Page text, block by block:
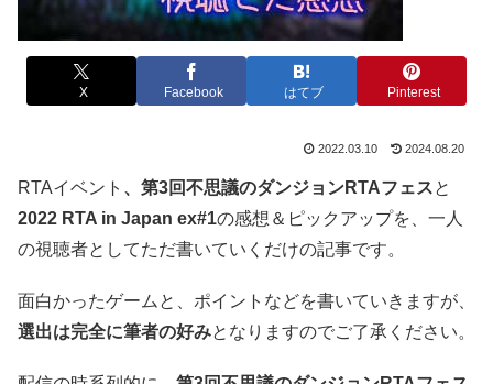
X Facebook はてブ Pinterest
2022.03.10 2024.08.20
RTAイベント 、第3回不思議のダンジョンRTAフェスと
2022 RTA in Japan ex#1の感想＆ピックアップを、一人
の視聴者としてただ書いていくだけの記事です。
面白かったゲームと、ポイントなどを書いていきますが、
選出は完全に筆者の好みとなりますのでご了承ください。